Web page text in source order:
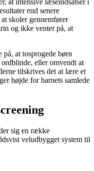
at intensive læseindsatser i
end senere
skoler gennemfører
og ikke venter på, at
at tosprogede børn
eller omvendt at
tilskrives det at lære et
højde for barnets samlede
sig en række
veludbygget system til